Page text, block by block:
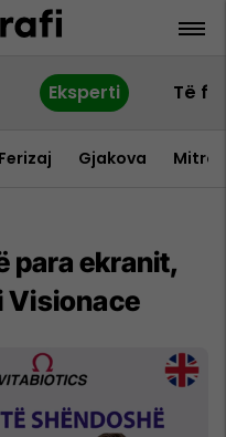
Eksperti Të
Ferizaj Gjakova
para ekranit,
Visionace